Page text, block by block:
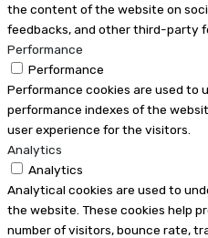
the content of the website on
feedbacks, and other third-party
Performance
Performance
Performance cookies are used to
performance indexes of the
user experience for the visitors.
Analytics
Analytics
Analytical cookies are used to
the website. These cookies help
number of visitors, bounce rate,